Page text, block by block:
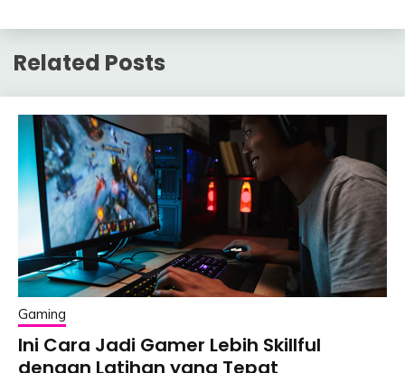
Related Posts
Gaming
Ini Cara Jadi Gamer Lebih Skillful